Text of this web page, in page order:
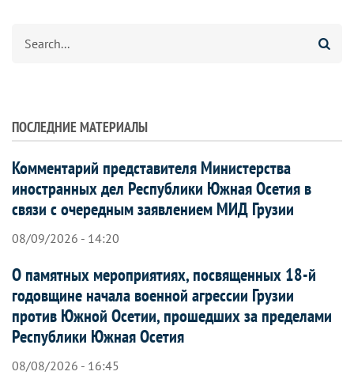
ПОСЛЕДНИЕ МАТЕРИАЛЫ
Комментарий представителя Министерства
иностранных дел Республики Южная Осетия в
связи с очередным заявлением МИД Грузии
08/09/2026 - 14:20
О памятных мероприятиях, посвященных 18-й
годовщине начала военной агрессии Грузии
против Южной Осетии, прошедших за пределами
Республики Южная Осетия
08/08/2026 - 16:45